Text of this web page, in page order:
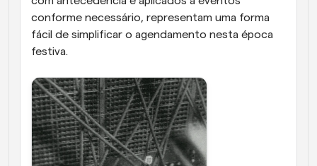
conforme necessário, representam uma forma
fácil de simplificar o agendamento nesta época
festiva.